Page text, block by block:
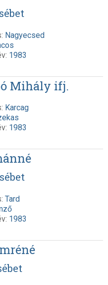
Nagyecsed
1983
Mihály ifj.
Karcag
1983
Tard
1983